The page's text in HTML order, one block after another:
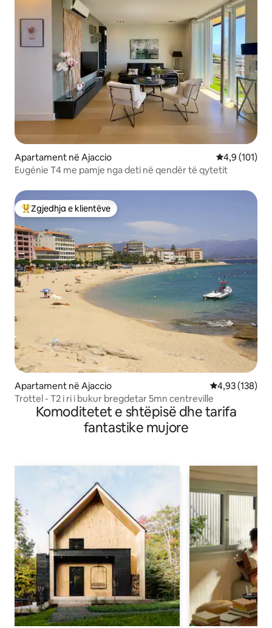
Apartament në Ajaccio Vlerësimi
4,9 (101)
Eugénie T4 me pamje nga deti në qendër të qytetit
Më të mirat e zgjedhjeve të klientëve
Zgjedhja e klientëve
Apartament në Ajaccio Vlerësimi
4,93 (138)
Trottel - T2 i ri i bukur bregdetar 5mn centreville
Komoditetet e shtëpisë dhe tarifa
fantastike mujore